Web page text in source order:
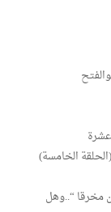
عشرة
الخامسة)
مخرقا “..وهل